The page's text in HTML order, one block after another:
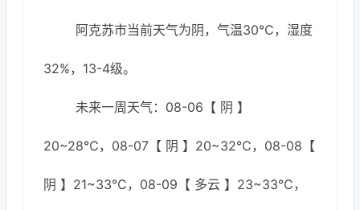
阿克苏市当前天气为阴，气温30℃，湿度
32%，13-4级。
未来一周天气：08-06【 阴 】
20~28℃，08-07【 阴 】20~32℃，08-08【
阴 】21~33℃，08-09【 多云 】23~33℃，